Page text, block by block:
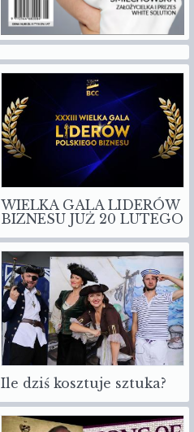
WIELKA GALA LIDERÓW
BIZNESU JUŻ 20 LUTEGO
Ile dziś kosztuje sztuka?